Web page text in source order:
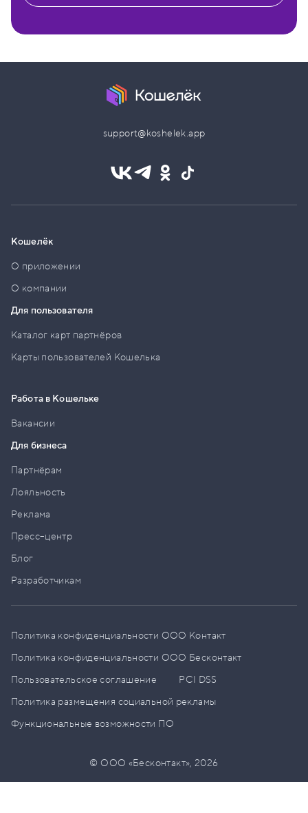
support@koshelek.app
Кошелёк
О приложении
О компании
Для пользователя
Каталог карт партнёров
Карты пользователей Кошелька
Работа в Кошельке
Вакансии
Для бизнеса
Партнёрам
Лояльность
Реклама
Пресс–центр
Блог
Разработчикам
Политика конфиденциальности ООО Контакт
Политика конфиденциальности ООО Бесконтакт
Пользовательское соглашение
PCI DSS
Политика размещения социальной рекламы
Функциональные возможности ПО
© ООО «Бесконтакт»,2026